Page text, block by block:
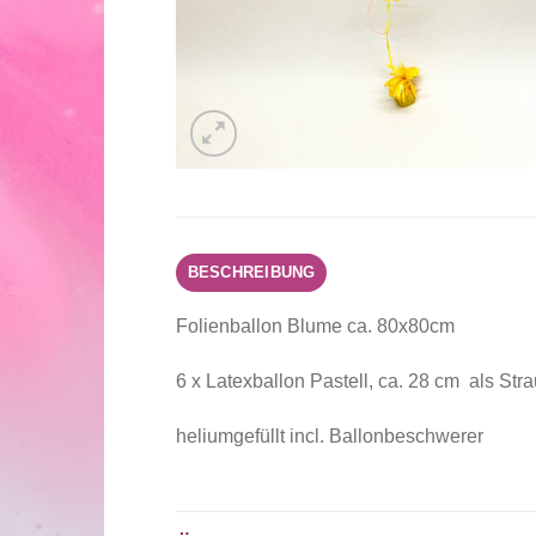
BESCHREIBUNG
Folienballon Blume ca. 80x80cm
6 x Latexballon Pastell, ca. 28 cm als
heliumgefüllt incl. Ballonbeschwerer